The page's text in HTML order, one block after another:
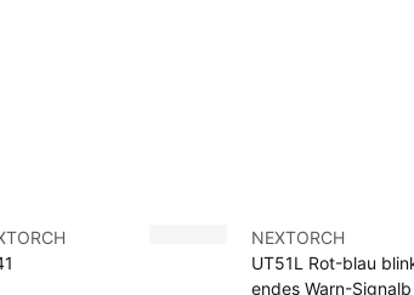
NEXTORCH
UT51L Rot-blau
endes Warn-Signalb